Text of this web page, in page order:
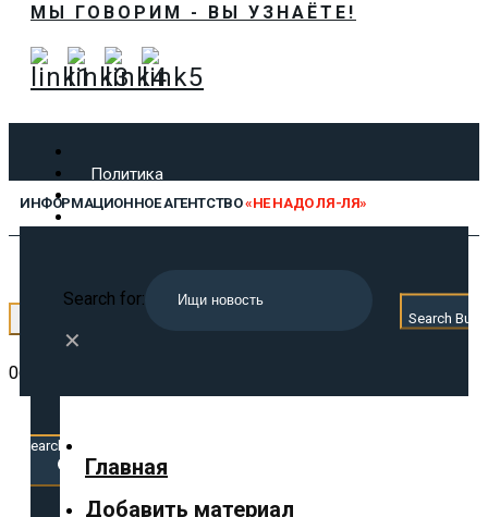
МЫ ГОВОРИМ - ВЫ УЗНАЁТЕ!
Политика
Экономика
Предложить новость
Search Button
✕
ИНФОРМАЦИОННОЕ АГЕНТСТВО«НЕ НАДО ЛЯ-ЛЯ»
Search for:
Search
✕
Главная
Добавить материал
06.05.2025